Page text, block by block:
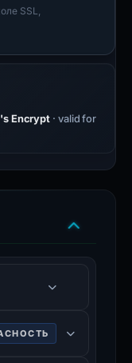
SSL,
Encrypt · valid for